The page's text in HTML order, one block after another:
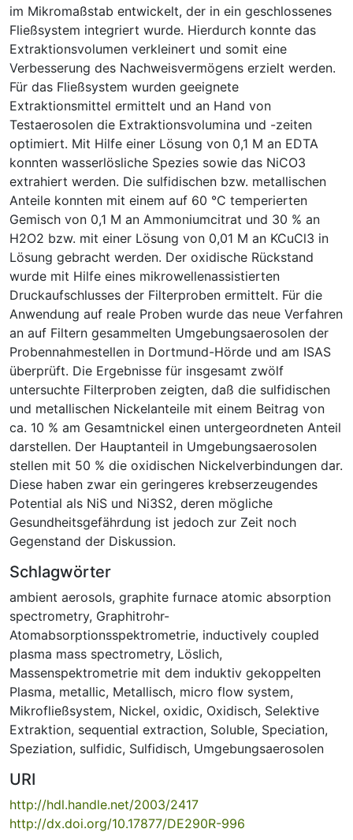
im Mikromaßstab entwickelt, der in ein geschlossenes
Fließsystem integriert wurde. Hierdurch konnte das
Extraktionsvolumen verkleinert und somit eine
Verbesserung des Nachweisvermögens erzielt werden.
Für das Fließsystem wurden geeignete
Extraktionsmittel ermittelt und an Hand von
Testaerosolen die Extraktionsvolumina und -zeiten
optimiert. Mit Hilfe einer Lösung von 0,1 M an EDTA
konnten wasserlösliche Spezies sowie das NiCO3
extrahiert werden. Die sulfidischen bzw. metallischen
Anteile konnten mit einem auf 60 °C temperierten
Gemisch von 0,1 M an Ammoniumcitrat und 30 % an
H2O2 bzw. mit einer Lösung von 0,01 M an KCuCl3 in
Lösung gebracht werden. Der oxidische Rückstand
wurde mit Hilfe eines mikrowellenassistierten
Druckaufschlusses der Filterproben ermittelt. Für die
Anwendung auf reale Proben wurde das neue Verfahren
an auf Filtern gesammelten Umgebungsaerosolen der
Probennahmestellen in Dortmund-Hörde und am ISAS
überprüft. Die Ergebnisse für insgesamt zwölf
untersuchte Filterproben zeigten, daß die sulfidischen
und metallischen Nickelanteile mit einem Beitrag von
ca. 10 % am Gesamtnickel einen untergeordneten Anteil
darstellen. Der Hauptanteil in Umgebungsaerosolen
stellen mit 50 % die oxidischen Nickelverbindungen dar.
Diese haben zwar ein geringeres krebserzeugendes
Potential als NiS und Ni3S2, deren mögliche
Gesundheitsgefährdung ist jedoch zur Zeit noch
Gegenstand der Diskussion.
Schlagwörter
ambient aerosols, graphite furnace atomic absorption
spectrometry, Graphitrohr-
Atomabsorptionsspektrometrie, inductively coupled
plasma mass spectrometry, Löslich,
Massenspektrometrie mit dem induktiv gekoppelten
Plasma, metallic, Metallisch, micro flow system,
Mikrofließsystem, Nickel, oxidic, Oxidisch, Selektive
Extraktion, sequential extraction, Soluble, Speciation,
Speziation, sulfidic, Sulfidisch, Umgebungsaerosolen
URI
http://hdl.handle.net/2003/2417
http://dx.doi.org/10.17877/DE290R-996